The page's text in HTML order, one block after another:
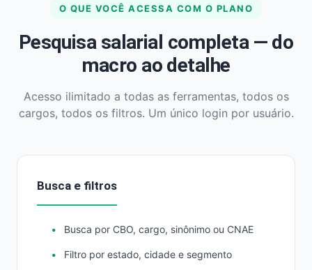
O QUE VOCÊ ACESSA COM O PLANO
Pesquisa salarial completa — do
macro ao detalhe
Acesso ilimitado a todas as ferramentas, todos os
cargos, todos os filtros. Um único login por usuário.
Busca e filtros
Busca por CBO, cargo, sinônimo ou CNAE
Filtro por estado, cidade e segmento